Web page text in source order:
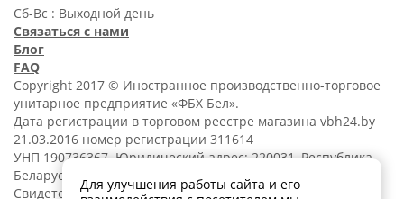
Сб-Вс : Выходной день
Связаться с нами
Блог
FAQ
Copyright 2017 © Иностранное производственно-торговое
унитарное предприятие «ФБХ Бел».
Дата регистрации в торговом реестре магазина vbh24.by
21.03.2016 номер регистрации 311614
УНП 190736367. Юридический адрес: 220031, Республика
Беларусь, г. Минск, ул. Танковая, 15-1, 5 этаж;
Свидетельство о регистрации N190736367 от 11.02.2014.
Для улучшения работы сайта и его